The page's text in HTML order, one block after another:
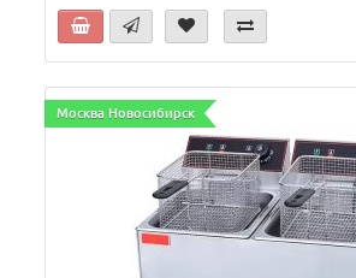
Москва Новосибирск